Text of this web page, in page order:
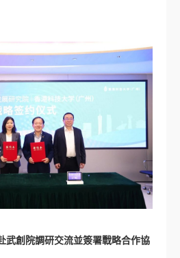
武創院調研交流並簽署戰略合作協